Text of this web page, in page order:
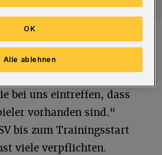
dran“, doch die
seien kein Problem: „Wir
Mails, Anfragen
bei uns eintreffen, dass
vorhanden sind.“
bis zum Trainingsstart
viele verpflichten.
Alle ablehnen
OK